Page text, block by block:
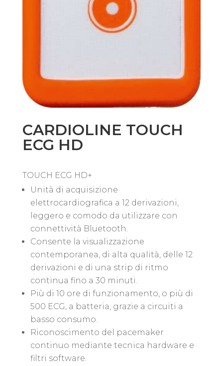
CARDIOLINE TOUCH
ECG HD
TOUCH ECG HD+
Unità di acquisizione
elettrocardiografica a 12 derivazioni,
leggero e comodo da utilizzare con
connettività Bluetooth.
Consente la visualizzazione
contemporanea, di alta qualità, delle 12
derivazioni e di una strip di ritmo
continua fino a 30 minuti.
Più di 10 ore di funzionamento, o più di
500 ECG, a batteria, grazie a circuiti a
basso consumo.
Riconoscimento del pacemaker
continuo mediante tecnica hardware e
filtri software.